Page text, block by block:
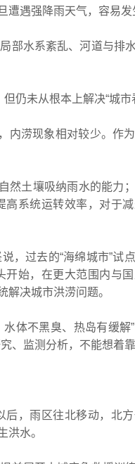
遇强降雨天气，容易发
水系紊乱、河道与排
未从根本上解决“城市
涝现象相对较少。作
土壤吸纳雨水的能力
系统运转效率，对于
过去的“海绵城市”试
始，在更大范围内与
决城市洪涝问题。
不黑臭、热岛有缓解”
、监测分析，不能想着
，雨区往北移动，北方
洪水。